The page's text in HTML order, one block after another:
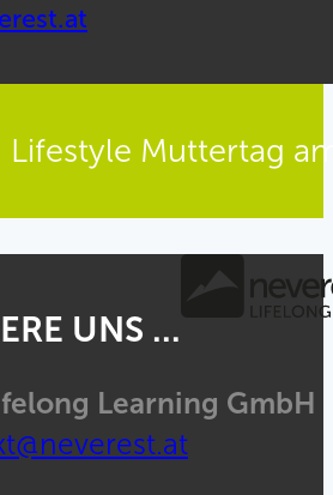
Lifestyle Muttertag
UNS ...
Learning GmbH